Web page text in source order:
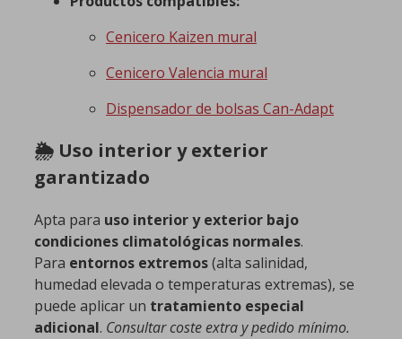
Cenicero Kaizen mural
Cenicero Valencia mural
Dispensador de bolsas Can-Adapt
🌦️ Uso interior y exterior
garantizado
Apta para uso interior y exterior bajo
condiciones climatológicas normales.
Para entornos extremos(alta salinidad,
humedad elevada o temperaturas extremas), se
puede aplicar un tratamiento especial
adicional. Consultar coste extra y pedido mínimo.